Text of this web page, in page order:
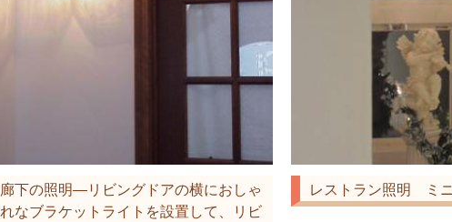
廊下の照明―リビングドアの横におしゃ
れなブラケットライトを設置して、リビ
レストラン照明 ミ